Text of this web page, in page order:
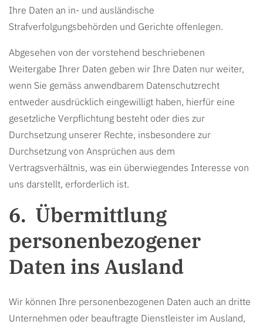
Ihre Daten an in- und ausländische
Strafverfolgungsbehörden und Gerichte offenlegen.
Abgesehen von der vorstehend beschriebenen
Weitergabe Ihrer Daten geben wir Ihre Daten nur weiter,
wenn Sie gemäss anwendbarem Datenschutzrecht
entweder ausdrücklich eingewilligt haben, hierfür eine
gesetzliche Verpflichtung besteht oder dies zur
Durchsetzung unserer Rechte, insbesondere zur
Durchsetzung von Ansprüchen aus dem
Vertragsverhältnis, was ein überwiegendes Interesse von
uns darstellt, erforderlich ist.
Übermittlung
personenbezogener
Daten ins Ausland
Wir können Ihre personenbezogenen Daten auch an dritte
Unternehmen oder beauftragte Dienstleister im Ausland,